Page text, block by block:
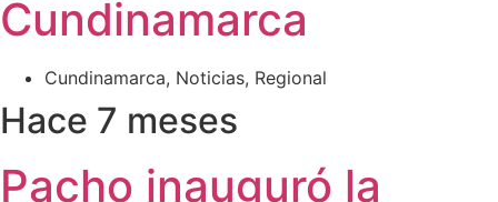
Cundinamarca
Cundinamarca, Noticias, Regional
Hace 7 meses
Pacho inauguró la